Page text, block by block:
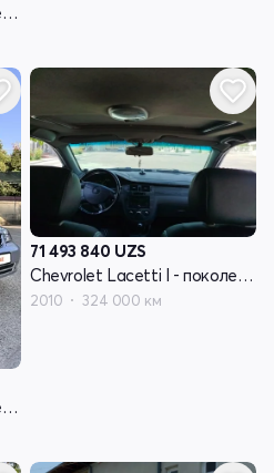
Chevrolet Lacetti I - поколение
Chevrolet Lacetti I - поколение
71 493 840 UZS
Chevrolet Lacetti I - поколение
2010 324 000 км